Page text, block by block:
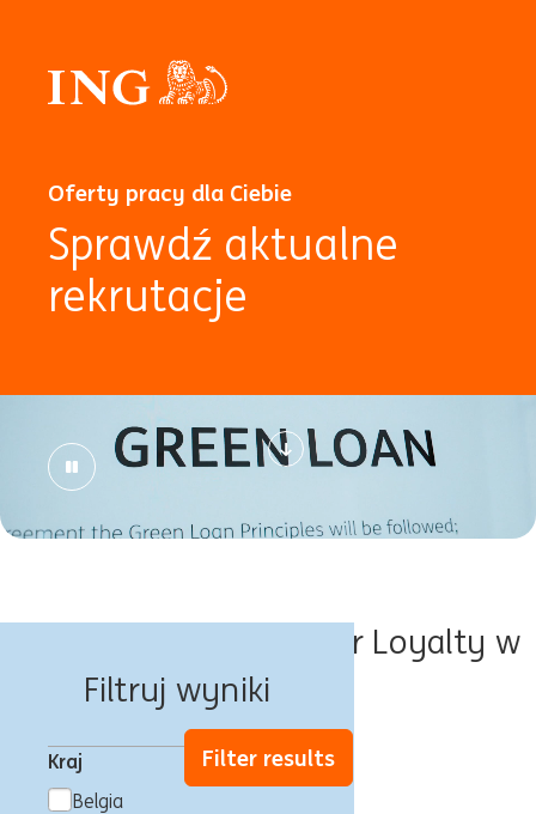
Oferty pracy dla Ciebie
Sprawdź aktualne
rekrutacje
Filtruj wyniki
Kraj
Belgia
Oferty pracy Customer Loyalty w
Taguig
Filter results